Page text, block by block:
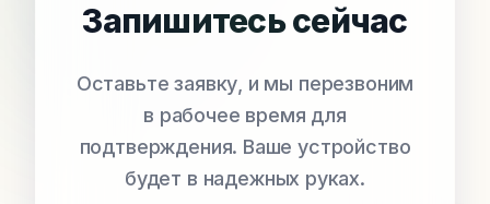
Запишитесь сейчас
Оставьте заявку, и мы перезвоним
в рабочее время для
подтверждения. Ваше устройство
будет в надежных руках.